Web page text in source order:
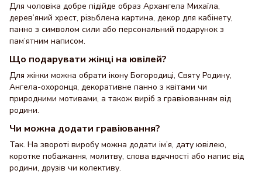
Для чоловіка добре підійде образ Архангела Михаїла,
дерев’яний хрест, різьблена картина, декор для кабінету,
панно з символом сили або персональний подарунок з
пам’ятним написом.
Що подарувати жінці на ювілей?
Для жінки можна обрати ікону Богородиці, Святу Родину,
Ангела-охоронця, декоративне панно з квітами чи
природними мотивами, а також виріб з гравіюванням від
родини.
Чи можна додати гравіювання?
Так. На звороті виробу можна додати ім’я, дату ювілею,
коротке побажання, молитву, слова вдячності або напис від
родини, друзів чи колективу.